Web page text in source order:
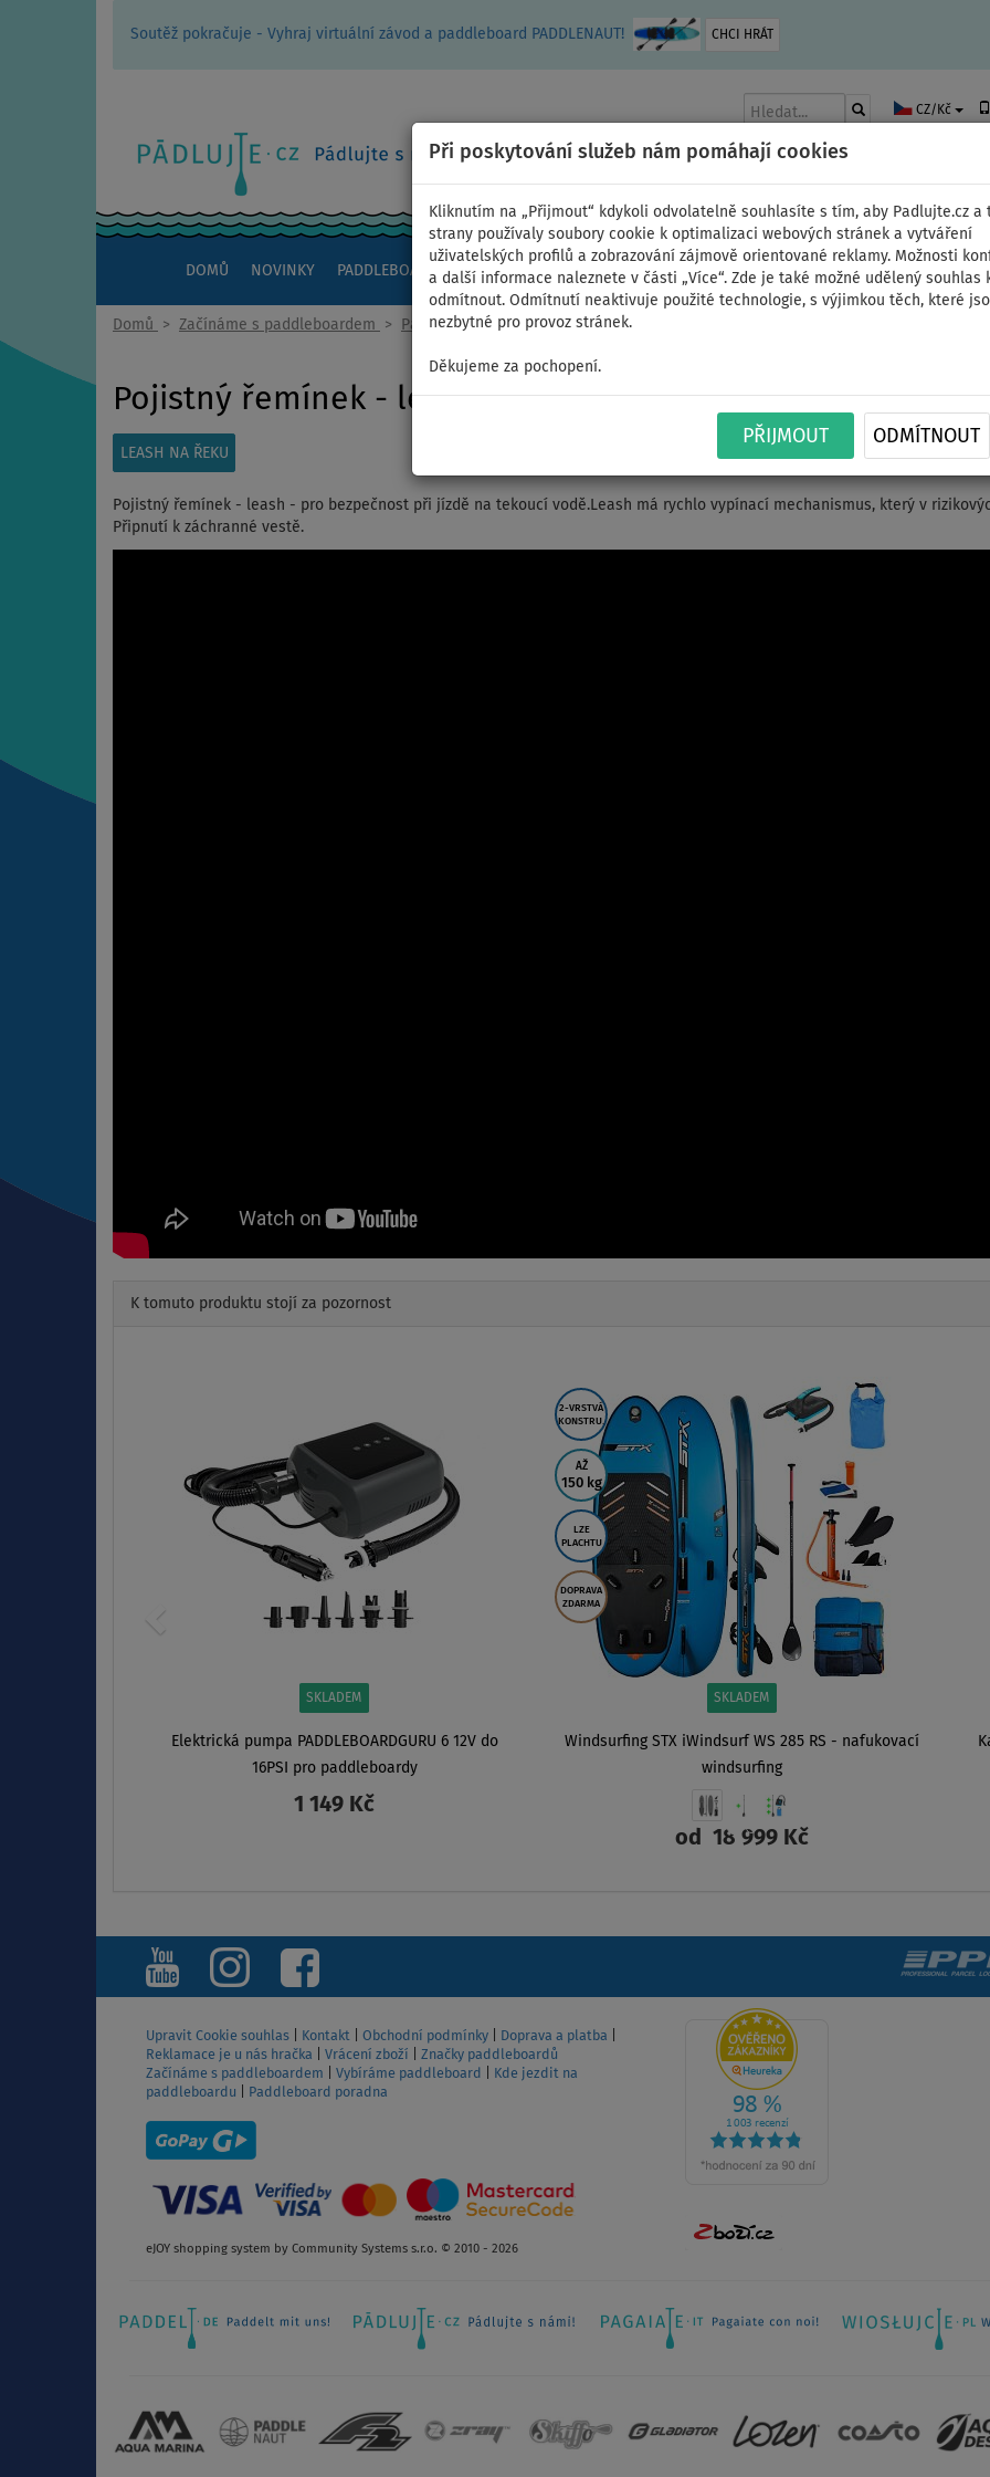
Soutěž pokračuje - Vyhraj virtuální závod a paddleboard PADDLENAUT! CHCI HRÁT
Při poskytování služeb nám pomáhají cookies
Kliknutím na „Přijmout“ kdykoli odvolatelně souhlasíte s tím, aby Padlujte.cz a
strany používaly soubory cookie k optimalizaci webových stránek a vytváření
uživatelských profilů a zobrazování zájmově orientované reklamy. Možnosti
a další informace naleznete v části „Více“. Zde je také možné udělený souhlas
odmítnout. Odmítnutí neaktivuje použité technologie, s výjimkou těch, které
nezbytné pro provoz stránek.
Děkujeme za pochopení.
PŘIJMOUT ODMÍTNOUT
CZ/Kč
DOMŮ NOVINKY PADDLEBOARDY KAJAKY ČLUNY A MOTORY PÁDLA PLACHTY OBLEČENÍ
Domů > Začínáme s paddleboardem > Paddleboard poradna >Pojistný řemínek - leash - pro bezpečnost při jízdě na
Pojistný řemínek - leash - pro bezpečnost při jízdě na
LEASH NA ŘEKU
Pojistný řemínek - leash - pro bezpečnost při jízdě na tekoucí vodě.Leash má rychlo vypínací mechanismus, který v
Připnutí k záchranné vestě.
K tomuto produktu stojí za pozornost
SKLADEM
Elektrická pumpa PADDLEBOARDGURU 6 12V do
16PSI pro paddleboardy
1 149 Kč
2-VRSTVÁ
KONSTRU.
AŽ
150 kg
LZE
PLACHTU
DOPRAVA
ZDARMA
SKLADEM
Windsurfing STX iWindsurf WS 285 RS - nafukovací
windsurfing
od18 999 Kč
Upravit Cookie souhlas Kontakt Obchodní podmínky Doprava a platba
Reklamace je u nás hračka
Vrácení zboží
Značky paddleboardů
Začínáme s paddleboardem
Vybíráme paddleboard
Kde jezdit na
paddleboardu
Paddleboard poradna
eJOY shopping system by Community Systems s.r.o. © 2010 - 2026